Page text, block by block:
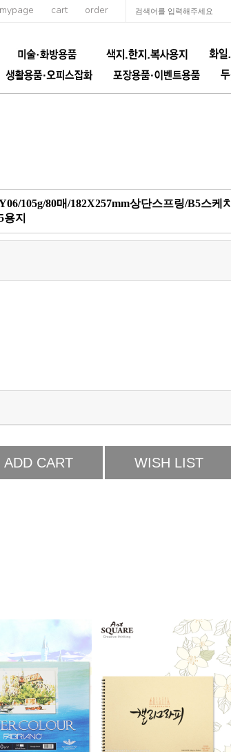
mypage cart order
105g/80매/182X257mm상단스프링/B5스케치
지
ADD CART WISH LIST